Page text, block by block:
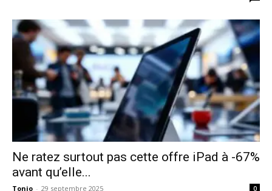
Ne ratez surtout pas cette offre iPad à -67%
avant qu’elle...
Tonio - 29 septembre 2025 0